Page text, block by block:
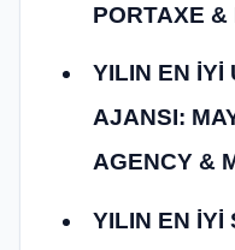
PORTAXE
YILIN EN İYİ
AJANSI:
AGENCY &
YILIN EN İYİ